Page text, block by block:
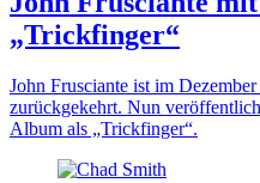
„Trickfinger“
John Frusciante ist im
zurückgekehrt. Nun
Album als „Trickfinger“.